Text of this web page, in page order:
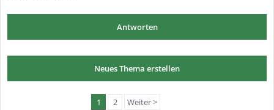
Antworten
Neues Thema erstellen
1 2 Weiter >